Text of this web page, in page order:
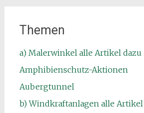
Themen
a) Malerwinkel alle Artikel dazu
Amphibienschutz-Aktionen
Aubergtunnel
b) Windkraftanlagen alle Artikel